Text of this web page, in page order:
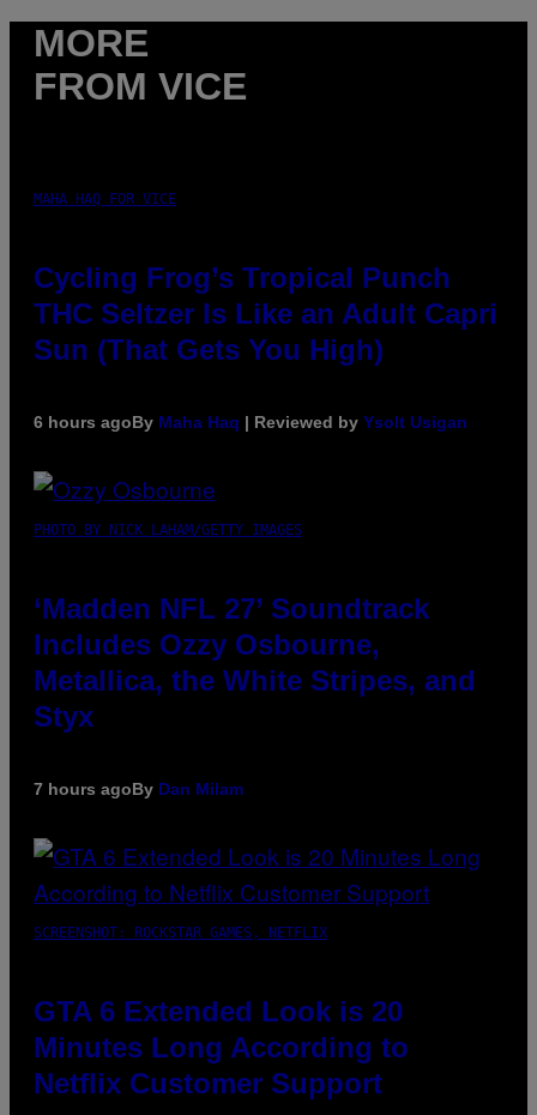
MORE
FROM VICE
MAHA HAQ FOR VICE
Cycling Frog’s Tropical Punch
THC Seltzer Is Like an Adult Capri
Sun (That Gets You High)
6 hours agoBy Maha Haq | Reviewed by Ysolt Usigan
PHOTO BY NICK LAHAM/GETTY IMAGES
‘Madden NFL 27’ Soundtrack
Includes Ozzy Osbourne,
Metallica, the White Stripes, and
Styx
7 hours agoBy Dan Milam
SCREENSHOT: ROCKSTAR GAMES, NETFLIX
GTA 6 Extended Look is 20
Minutes Long According to
Netflix Customer Support